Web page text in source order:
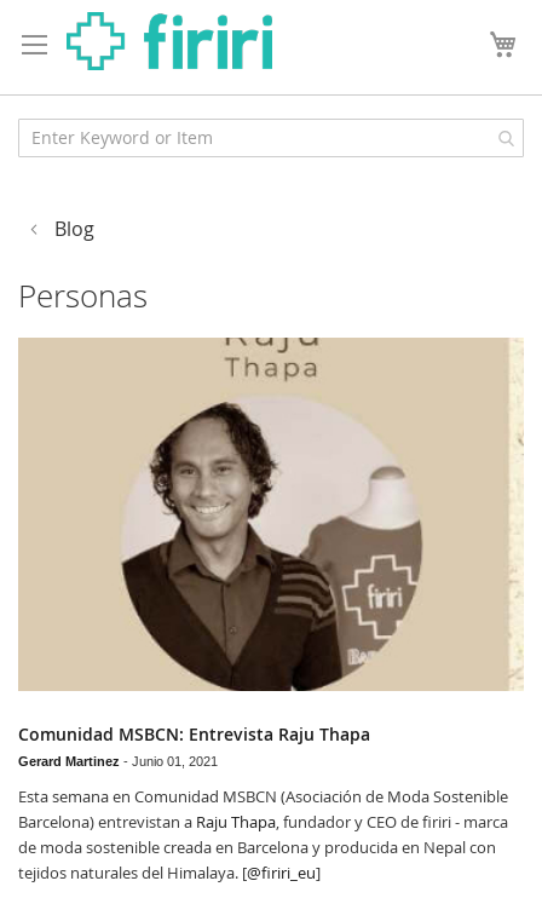
Blog
Personas
Comunidad MSBCN: Entrevista Raju Thapa
Gerard Martinez - Junio 01, 2021
Esta semana en Comunidad MSBCN (Asociación de Moda Sostenible
Barcelona) entrevistan a Raju Thapa, fundador y CEO de firiri - marca
de moda sostenible creada en Barcelona y producida en Nepal con
tejidos naturales del Himalaya. [@firiri_eu]